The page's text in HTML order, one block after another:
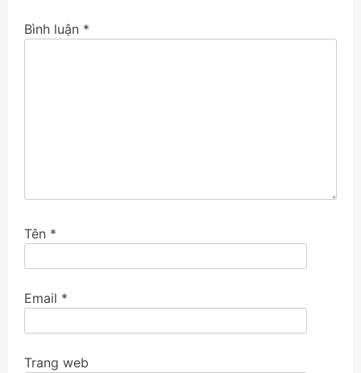
Bình luận *
Tên *
Email *
Trang web